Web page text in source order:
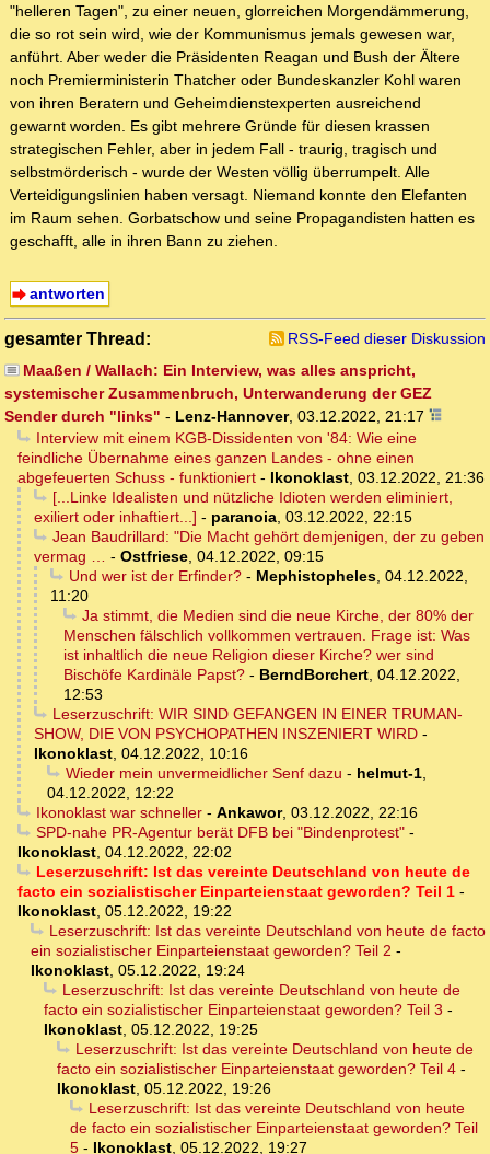
"helleren Tagen", zu einer neuen, glorreichen Morgendämmerung,
die so rot sein wird, wie der Kommunismus jemals gewesen war,
anführt. Aber weder die Präsidenten Reagan und Bush der Ältere
noch Premierministerin Thatcher oder Bundeskanzler Kohl waren
von ihren Beratern und Geheimdienstexperten ausreichend
gewarnt worden. Es gibt mehrere Gründe für diesen krassen
strategischen Fehler, aber in jedem Fall - traurig, tragisch und
selbstmörderisch - wurde der Westen völlig überrumpelt. Alle
Verteidigungslinien haben versagt. Niemand konnte den Elefanten
im Raum sehen. Gorbatschow und seine Propagandisten hatten es
geschafft, alle in ihren Bann zu ziehen.
antworten
gesamter Thread:
RSS-Feed dieser Diskussion
Maaßen / Wallach: Ein Interview, was alles anspricht,
systemischer Zusammenbruch, Unterwanderung der GEZ
Sender durch "links" - Lenz-Hannover, 03.12.2022, 21:17
Interview mit einem KGB-Dissidenten von '84: Wie eine
feindliche Übernahme eines ganzen Landes - ohne einen
abgefeuerten Schuss - funktioniert - Ikonoklast, 03.12.2022, 21:36
[...Linke Idealisten und nützliche Idioten werden eliminiert,
exiliert oder inhaftiert...] - paranoia, 03.12.2022, 22:15
Jean Baudrillard: "Die Macht gehört demjenigen, der zu geben
vermag … - Ostfriese, 04.12.2022, 09:15
Und wer ist der Erfinder?- Mephistopheles, 04.12.2022,
11:20
Ja stimmt, die Medien sind die neue Kirche, der 80% der
Menschen fälschlich vollkommen vertrauen. Frage ist: Was
ist inhaltlich die neue Religion dieser Kirche? wer sind
Bischöfe Kardinäle Papst? - BerndBorchert, 04.12.2022,
12:53
Leserzuschrift: WIR SIND GEFANGEN IN EINER TRUMAN-
SHOW, DIE VON PSYCHOPATHEN INSZENIERT WIRD -
Ikonoklast, 04.12.2022, 10:16
Wieder mein unvermeidlicher Senf dazu - helmut-1,
04.12.2022, 12:22
Ikonoklast war schneller- Ankawor, 03.12.2022, 22:16
SPD-nahe PR-Agentur berät DFB bei "Bindenprotest"-
Ikonoklast, 04.12.2022, 22:02
Leserzuschrift: Ist das vereinte Deutschland von heute de
facto ein sozialistischer Einparteienstaat geworden? Teil 1 -
Ikonoklast, 05.12.2022, 19:22
Leserzuschrift: Ist das vereinte Deutschland von heute de facto
ein sozialistischer Einparteienstaat geworden? Teil 2 -
Ikonoklast, 05.12.2022, 19:24
Leserzuschrift: Ist das vereinte Deutschland von heute de
facto ein sozialistischer Einparteienstaat geworden? Teil 3 -
Ikonoklast, 05.12.2022, 19:25
Leserzuschrift: Ist das vereinte Deutschland von heute de
facto ein sozialistischer Einparteienstaat geworden? Teil 4 -
Ikonoklast, 05.12.2022, 19:26
Leserzuschrift: Ist das vereinte Deutschland von heute
de facto ein sozialistischer Einparteienstaat geworden? Teil
5 - Ikonoklast, 05.12.2022, 19:27